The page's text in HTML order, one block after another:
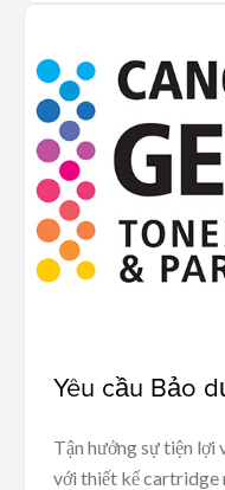
Yêu cầu Bảo
Tận hưởng sự tiện lợi
với thiết kế